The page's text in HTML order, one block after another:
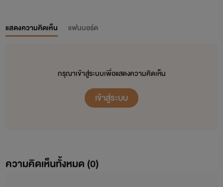
แสดงความคิดเห็น แฟนบอร์ด
กรุณาเข้าสู่ระบบเพื่อแสดงความคิดเห็น
เข้าสู่ระบบ
ความคิดเห็นทั้งหมด (0)